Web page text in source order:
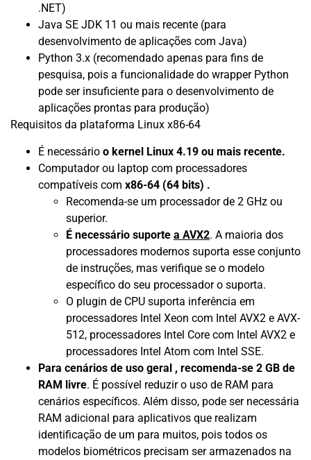
.NET)
Java SE JDK 11 ou mais recente (para
desenvolvimento de aplicações com Java)
Python 3.x (recomendado apenas para fins de
pesquisa, pois a funcionalidade do wrapper Python
pode ser insuficiente para o desenvolvimento de
aplicações prontas para produção)
Requisitos da plataforma Linux x86-64
É necessário o kernel Linux 4.19 ou mais recente.
Computador ou laptop com processadores
compatíveis com x86-64 (64 bits) .
Recomenda-se um processador de 2 GHz ou
superior.
É necessário suporte a AVX2. A maioria dos
processadores modernos suporta esse conjunto
de instruções, mas verifique se o modelo
específico do seu processador o suporta.
O plugin de CPU suporta inferência em
processadores Intel Xeon com Intel AVX2 e AVX-
512, processadores Intel Core com Intel AVX2 e
processadores Intel Atom com Intel SSE.
Para cenários de uso geral , recomenda-se 2 GB de
RAM livre. É possível reduzir o uso de RAM para
cenários específicos. Além disso, pode ser necessária
RAM adicional para aplicativos que realizam
identificação de um para muitos, pois todos os
modelos biométricos precisam ser armazenados na